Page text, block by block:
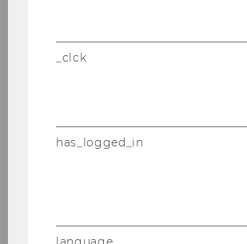
und deren Stell­ver­tre­tern
stück § 24 Abs 1 der Sat­zung
schafts­uni­ver­si­tät Wien
Der Senat hat in sei­ner 31.
2007 dem Vor­schlag des
auf Be­stel­lung von
deren Stell­ver­tre­tern zu­ge­stimmt:
Pro­gramm­di­rek­tor Herrn Univ.
Stell­ver­tre­ter Herr Univ. Prof. Dr.
_clck
has_logged_in